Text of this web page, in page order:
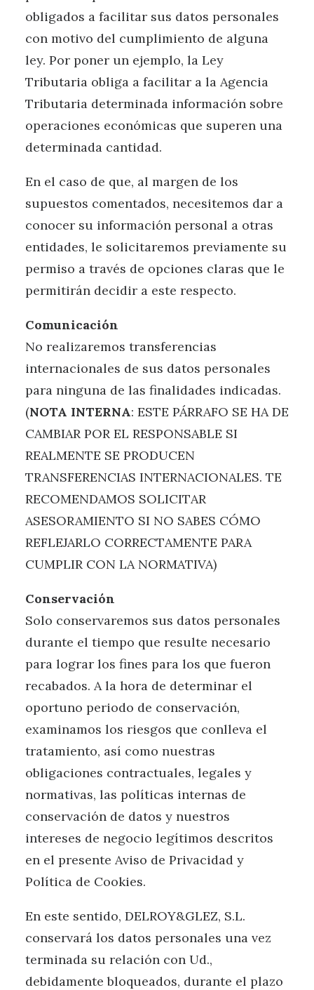
obligados a facilitar sus datos personales
con motivo del cumplimiento de alguna
ley. Por poner un ejemplo, la Ley
Tributaria obliga a facilitar a la Agencia
Tributaria determinada información sobre
operaciones económicas que superen una
determinada cantidad.
En el caso de que, al margen de los
supuestos comentados, necesitemos dar a
conocer su información personal a otras
entidades, le solicitaremos previamente su
permiso a través de opciones claras que le
permitirán decidir a este respecto.
Comunicación
No realizaremos transferencias
internacionales de sus datos personales
para ninguna de las finalidades indicadas.
(NOTA INTERNA: ESTE PÁRRAFO SE HA DE
CAMBIAR POR EL RESPONSABLE SI
REALMENTE SE PRODUCEN
TRANSFERENCIAS INTERNACIONALES. TE
RECOMENDAMOS SOLICITAR
ASESORAMIENTO SI NO SABES CÓMO
REFLEJARLO CORRECTAMENTE PARA
CUMPLIR CON LA NORMATIVA)
Conservación
Solo conservaremos sus datos personales
durante el tiempo que resulte necesario
para lograr los fines para los que fueron
recabados. A la hora de determinar el
oportuno periodo de conservación,
examinamos los riesgos que conlleva el
tratamiento, así como nuestras
obligaciones contractuales, legales y
normativas, las políticas internas de
conservación de datos y nuestros
intereses de negocio legítimos descritos
en el presente Aviso de Privacidad y
Política de Cookies.
En este sentido, DELROY&GLEZ, S.L.
conservará los datos personales una vez
terminada su relación con Ud.,
debidamente bloqueados, durante el plazo